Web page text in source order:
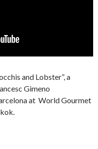
and Lobster”, a
Gimeno
at World Gourmet